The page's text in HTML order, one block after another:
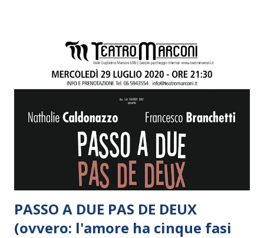
PASSO A DUE PAS DE DEUX
(ovvero: l'amore ha cinque fasi